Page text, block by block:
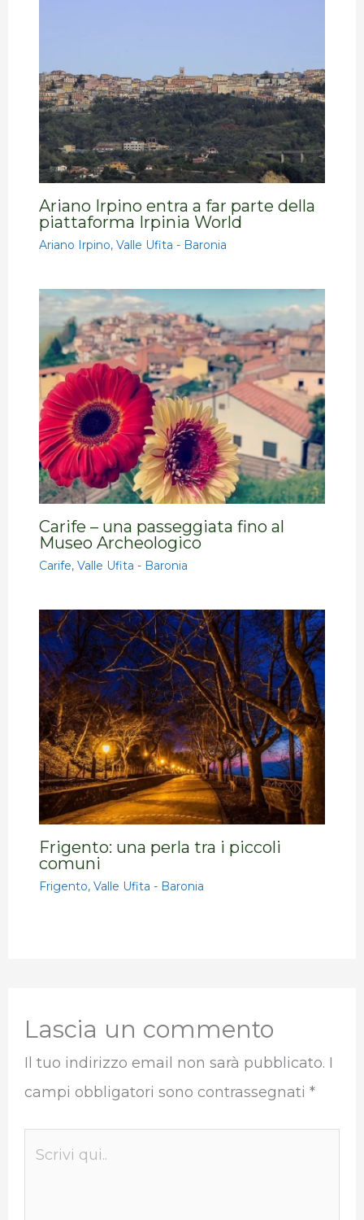
Ariano Irpino entra a far parte della
piattaforma Irpinia World
Ariano Irpino,Valle Ufita - Baronia
Carife – una passeggiata fino al
Museo Archeologico
Carife,Valle Ufita - Baronia
Frigento: una perla tra i piccoli
comuni
Frigento,Valle Ufita - Baronia
Lascia un commento
Il tuo indirizzo email non sarà pubblicato. I
campi obbligatori sono contrassegnati *